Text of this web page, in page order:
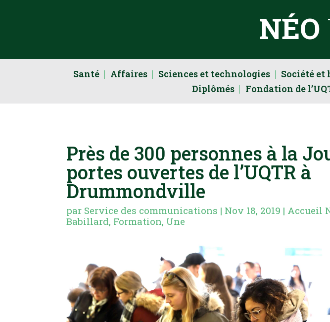
NÉO
Santé Affaires Sciences et technologies Société
Diplômés
Fondation de
Près de 300 personnes à la
portes ouvertes de l’UQTR à
Drummondville
par Service des communications | Nov 18, 2019 | Accueil
Babillard, Formation, Une